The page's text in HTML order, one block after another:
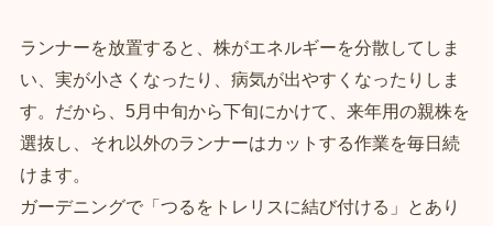
ランナーを放置すると、株がエネルギーを分散してしま
い、実が小さくなったり、病気が出やすくなったりしま
す。だから、5月中旬から下旬にかけて、来年用の親株を
選抜し、それ以外のランナーはカットする作業を毎日続
けます。
ガーデニングで「つるをトレリスに結び付ける」とあり